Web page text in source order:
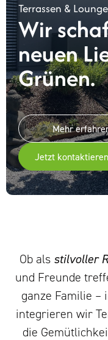
Terrassen & Lounge
Wir
neuen
Grünen.
Mehr
Jetzt kontaktieren
Ob als stilvoller
und Freunde
ganze Familie –
integrieren wir
die